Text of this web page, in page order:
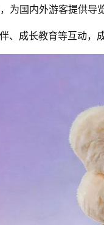
为国内外游客提供导
、成长教育等互动，